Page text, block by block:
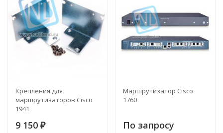
Крепления для
маршрутизаторов Cisco
1941
9 150 ₽
Маршрутизатор Cisco
1760
По запросу